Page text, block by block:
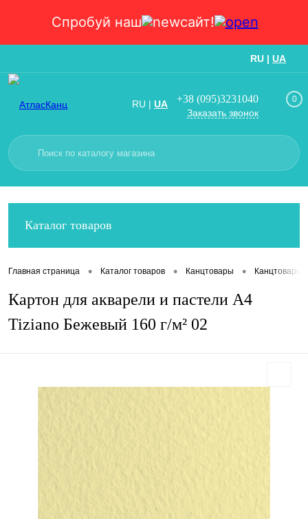
Спробуй наш сайт!
RU | UA
RU | UA +38 (095)3231040
Заказать звонок
0
Каталог товаров
Главная страница • Каталог товаров • Канцтовары • Канцтовары
Картон для акварели и пастели А4
Tiziano Бежевый 160 г/м² 02